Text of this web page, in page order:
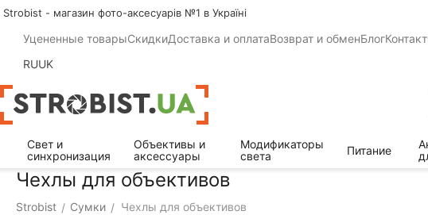
Strobist - магазин фото-аксесуарів №1 в Україні
Уцененные товарыСкидкиДоставка и оплатаВозврат и обменБлог
RUUK
Свет и
синхронизация
Объективы и
аксессуары
Модификаторы
света
Питание
Чехлы для объективов
Strobist / Сумки / Чехлы для объективов